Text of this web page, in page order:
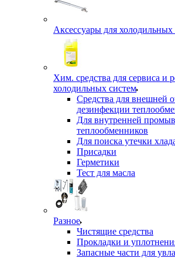
Аксессуары для холодильных
Хим. средства для сервиса и
холодильных систем
Средства для внешней
дезинфекции
Для внутренней
теплообменников
Для поиска утечки
Присадки
Герметики
Тест для масла
Разное
Чистящие средства
Прокладки и
Запасные части для